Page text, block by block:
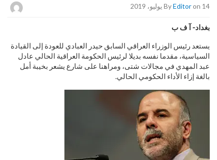
ByEditoron 14 يوليو، 2019
بغداد- آ ف ب
يستعد رئيس الوزراء العراقي السابق حيدر العبادي للعودة إلى القيادة
السياسية، مقدما نفسه بديلا لرئيس الحكومة العراقية الحالي عادل
عبد المهدي في مجالات شتى، ومراهنا على شارع يشعر بخيبة أمل
بالغة إزاء الأداء الحكومي الحالي.